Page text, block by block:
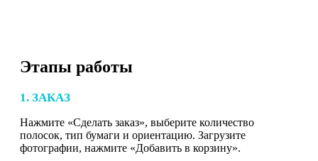
Этапы работы
1. ЗАКАЗ
Нажмите «Сделать заказ», выберите количество
полосок, тип бумаги и ориентацию. Загрузите
фотографии, нажмите «Добавить в корзину».